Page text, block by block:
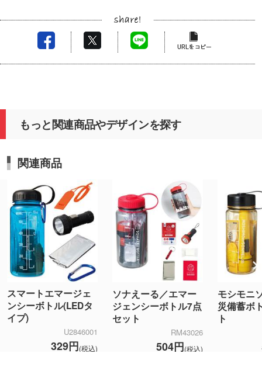
しております。
もっと関連商品やデザインを探す
関連商品
スマートエマージェ
ンシーボトル(LEDタ
イプ)
U2846001
329円(税込)
ソナえーる／エマー
ジェンシーボトル7点
セット
RM43026
504円(税込)
モシモニ
災備蓄ボ
ト